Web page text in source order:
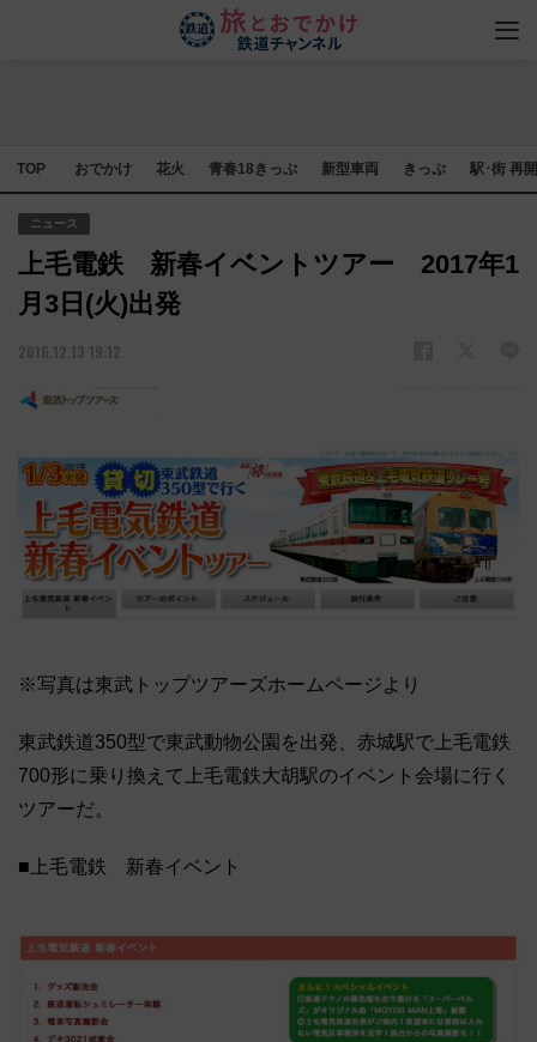
TOP おでかけ 花火 青春18きっぷ 新型車両 きっぷ 駅･街 再
ニュース
上毛電鉄 新春イベントツアー 2017年1
月3日(火)出発
2016.12.13 19:12
※写真は東武トップツアーズホームページより
東武鉄道350型で東武動物公園を出発、赤城駅で上毛電鉄
700形に乗り換えて上毛電鉄大胡駅のイベント会場に行く
ツアーだ。
■上毛電鉄 新春イベント